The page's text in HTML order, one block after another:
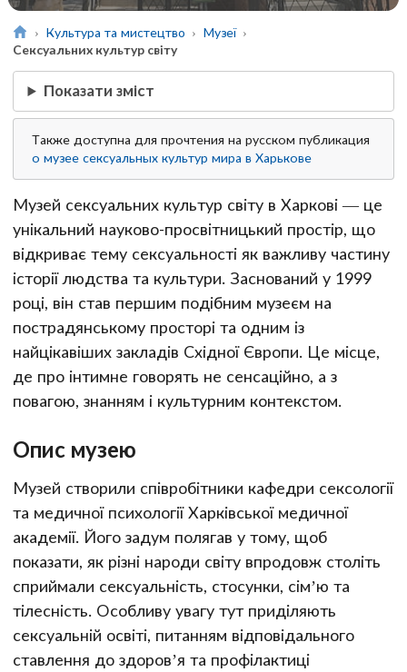
Культура та мистецтво
Музеї
Сексуальних культур світу
Показати зміст
Также доступна для прочтения на русском публикация
о музее сексуальных культур мира в Харькове
Музей сексуальних культур світу в Харкові — це
унікальний науково-просвітницький простір, що
відкриває тему сексуальності як важливу частину
історії людства та культури. Заснований у 1999
році, він став першим подібним музеєм на
пострадянському просторі та одним із
найцікавіших закладів Східної Європи. Це місце,
де про інтимне говорять не сенсаційно, а з
повагою, знанням і культурним контекстом.
Опис музею
Музей створили співробітники кафедри сексології
та медичної психології Харківської медичної
академії. Його задум полягав у тому, щоб
показати, як різні народи світу впродовж століть
сприймали сексуальність, стосунки, сім’ю та
тілесність. Особливу увагу тут приділяють
сексуальній освіті, питанням відповідального
ставлення до здоров’я та профілактиці